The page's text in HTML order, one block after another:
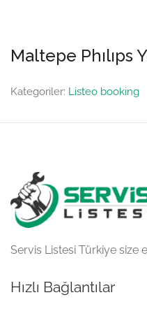
Maltepe Phılıps
Kategoriler: Listeo booking
Servis Listesi Türkiye size
Hızlı Bağlantılar